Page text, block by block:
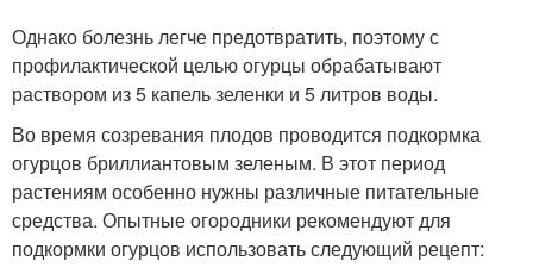
Однако болезнь легче предотвратить, поэтому с
профилактической целью огурцы обрабатывают
раствором из 5 капель зеленки и 5 литров воды.
Во время созревания плодов проводится подкормка
огурцов бриллиантовым зеленым. В этот период
растениям особенно нужны различные питательные
средства. Опытные огородники рекомендуют для
подкормки огурцов использовать следующий рецепт: